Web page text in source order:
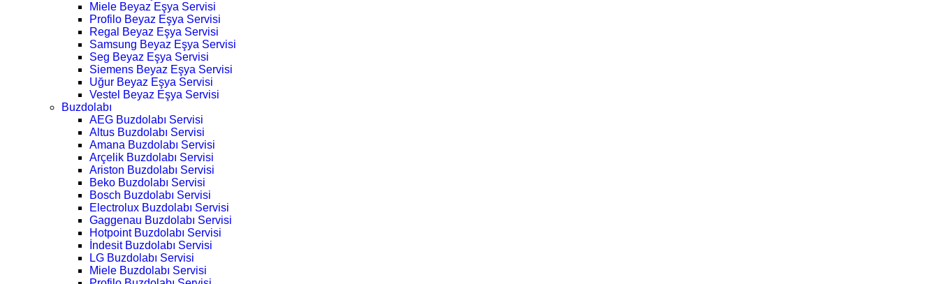
Miele Beyaz Eşya Servisi
Profilo Beyaz Eşya Servisi
Regal Beyaz Eşya Servisi
Samsung Beyaz Eşya Servisi
Seg Beyaz Eşya Servisi
Siemens Beyaz Eşya Servisi
Uğur Beyaz Eşya Servisi
Vestel Beyaz Eşya Servisi
Buzdolabı
AEG Buzdolabı Servisi
Altus Buzdolabı Servisi
Amana Buzdolabı Servisi
Arçelik Buzdolabı Servisi
Ariston Buzdolabı Servisi
Beko Buzdolabı Servisi
Bosch Buzdolabı Servisi
Electrolux Buzdolabı Servisi
Gaggenau Buzdolabı Servisi
Hotpoint Buzdolabı Servisi
İndesit Buzdolabı Servisi
LG Buzdolabı Servisi
Miele Buzdolabı Servisi